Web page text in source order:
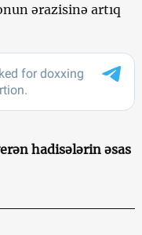
ərazisinə artıq
hadisələrin əsas